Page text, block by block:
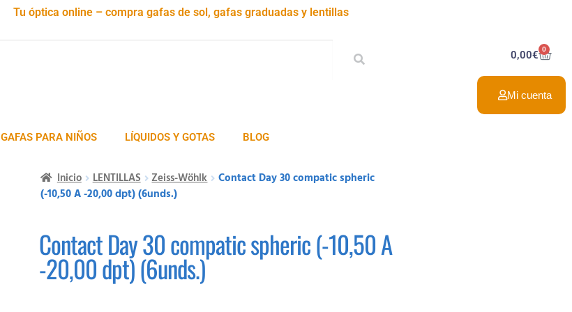
Tu óptica online – compra gafas de sol, gafas graduadas y lentillas
0,00€ 0
Mi cuenta
GAFAS PARA NIÑOS LÍQUIDOS Y GOTAS BLOG
Inicio LENTILLAS Zeiss-Wöhlk
Contact Day 30 compatic spheric
(-10,50 A -20,00 dpt) (6unds.)
Contact Day 30 compatic spheric (-10,50 A
-20,00 dpt) (6unds.)